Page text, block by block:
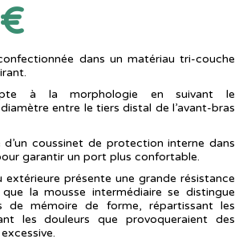
dans un matériau tri-couche
à la morphologie en suivant le
entre le tiers distal de l’avant-bras
d’un coussinet de protection interne dans
garantir un port plus confortable.
extérieure présente une grande résistance
la mousse intermédiaire se distingue
de mémoire de forme, répartissant les
les douleurs que provoqueraient des